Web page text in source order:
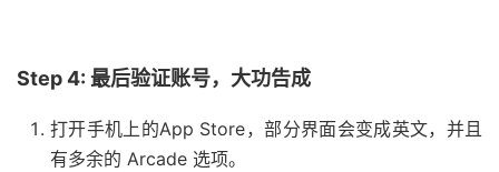
Step 4: 最后验证账号，大功告成
打开手机上的App Store，部分界面会变成英文，并且
有多余的 Arcade 选项。